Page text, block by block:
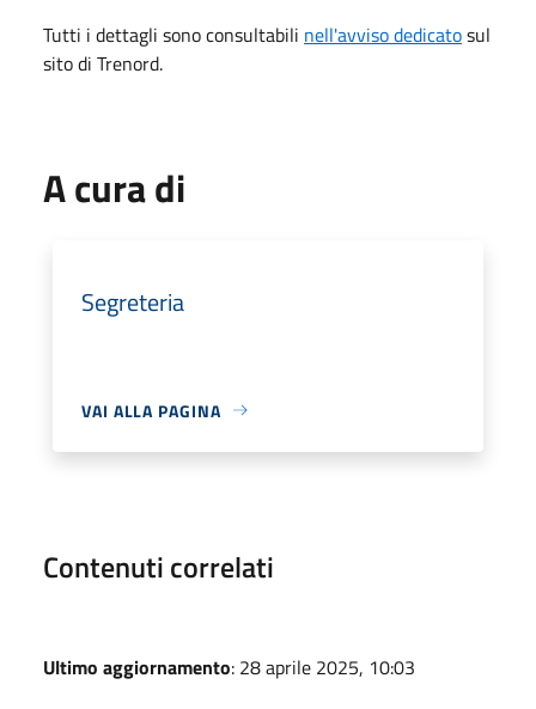
Tutti i dettagli sono consultabili nell'avviso dedicatosul
sito di Trenord.
A cura di
Segreteria
VAI ALLA PAGINA
Contenuti correlati
Ultimo aggiornamento: 28 aprile 2025, 10:03